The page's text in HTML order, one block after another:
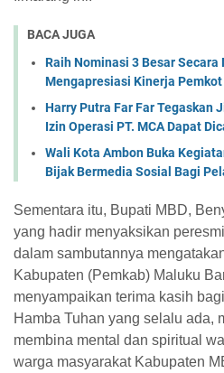
BACA JUGA
Raih Nominasi 3 Besar Secara
Mengapresiasi Kinerja Pemkot
Harry Putra Far Far Tegaskan
Izin Operasi PT. MCA Dapat
Wali Kota Ambon Buka
Bijak Bermedia Sosial Bagi
Sementara itu, Bupati MBD,
yang hadir menyaksikan
dalam sambutannya
Kabupaten (Pemkab) Maluku
menyampaikan terima kasih
Hamba Tuhan yang selalu ada,
membina mental dan spiritual
warga masyarakat Kabupaten